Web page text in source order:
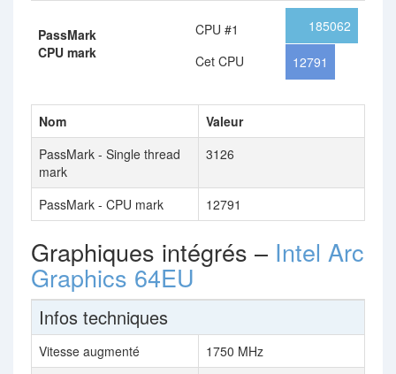
PassMark
CPU mark
CPU #1
Cet CPU
185062
12791
Nom
Valeur
PassMark - Single thread
mark
3126
PassMark - CPU mark 12791
Graphiques intégrés – Intel Arc
Graphics 64EU
Infos techniques
Vitesse augmenté
1750 MHz